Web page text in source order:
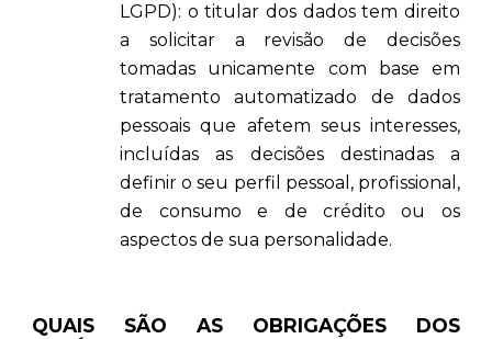
LGPD): o titular dos dados tem direito
a solicitar a revisão de decisões
tomadas unicamente com base em
tratamento automatizado de dados
pessoais que afetem seus interesses,
incluídas as decisões destinadas a
definir o seu perfil pessoal, profissional,
de consumo e de crédito ou os
aspectos de sua personalidade.
QUAIS SÃO AS OBRIGAÇÕES DOS